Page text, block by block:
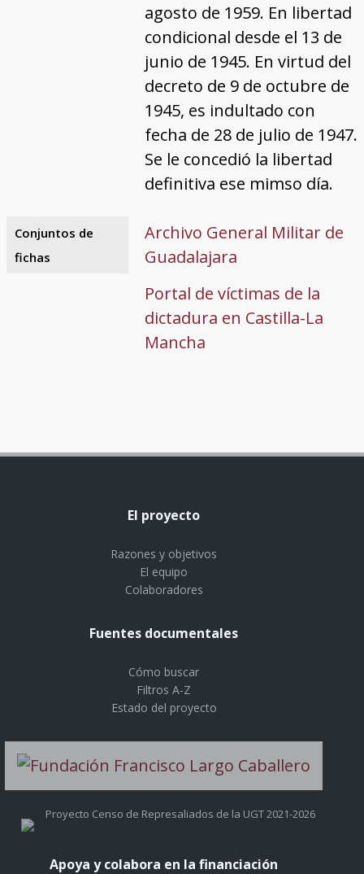
agosto de 1959. En libertad
condicional desde el 13 de
junio de 1945. En virtud del
decreto de 9 de octubre de
1945, es indultado con
fecha de 28 de julio de 1947.
Se le concedió la libertad
definitiva ese mimso día.
Conjuntos de
fichas
Archivo General Militar de
Guadalajara
Portal de víctimas de la
dictadura en Castilla-La
Mancha
El proyecto
Razones y objetivos
El equipo
Colaboradores
Fuentes documentales
Cómo buscar
Filtros A-Z
Estado del proyecto
Proyecto Censo de Represaliados de la UGT 2021-2026
Apoya y colabora en la financiación